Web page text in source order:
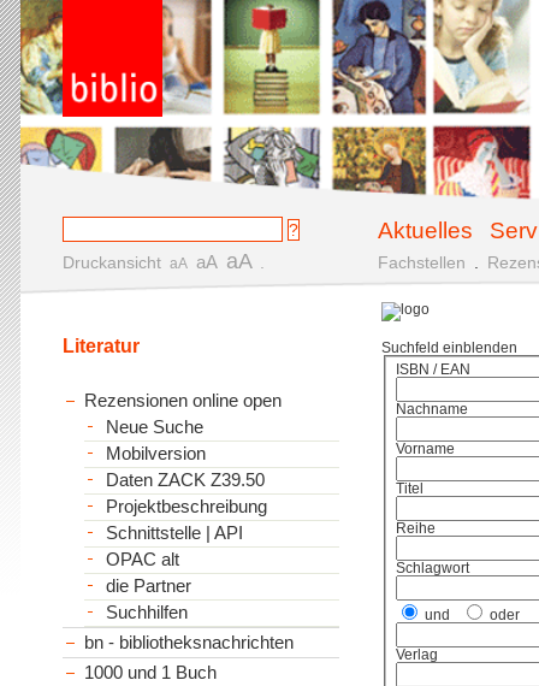
Aktuelles
Druckansicht aA aA aA Fachstellen
Suchfeld einblenden
ISBN / EAN
Nachname
Vorname
Titel
Reihe
Schlagwort
und oder
Verlag
Literatur
Rezensionen online open
Neue Suche
Mobilversion
Daten ZACK Z39.50
Projektbeschreibung
Schnittstelle | API
OPAC alt
die Partner
Suchhilfen
bn - bibliotheksnachrichten
1000 und 1 Buch